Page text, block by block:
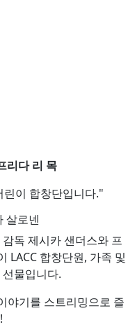
리다 리 목
이 합창단입니다."
살로넨
독 제시카 샌더스와 프
LACC 합창단원, 가족 및
물입니다.
야기를 스트리밍으로 즐